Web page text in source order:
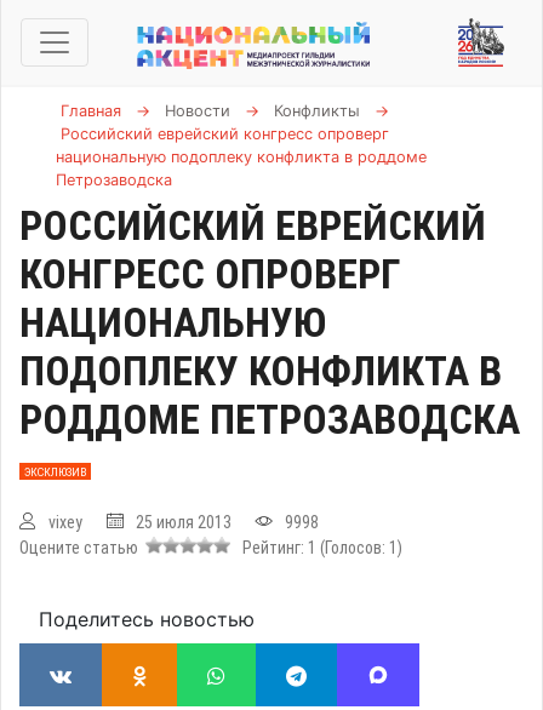
Главная → Новости → Конфликты
→
Российский еврейский конгресс опроверг
национальную подоплеку конфликта в роддоме
Петрозаводска
РОССИЙСКИЙ ЕВРЕЙСКИЙ
КОНГРЕСС ОПРОВЕРГ
НАЦИОНАЛЬНУЮ
ПОДОПЛЕКУ КОНФЛИКТА В
РОДДОМЕ ПЕТРОЗАВОДСКА
ЭКСКЛЮЗИВ
vixey 25 июля 2013
9998
Оцените статью
Рейтинг: 1 (Голосов: 1 )
Поделитесь новостью